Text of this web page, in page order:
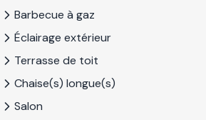
Barbecue à gaz
Éclairage extérieur
Terrasse de toit
Chaise(s) longue(s)
Salon